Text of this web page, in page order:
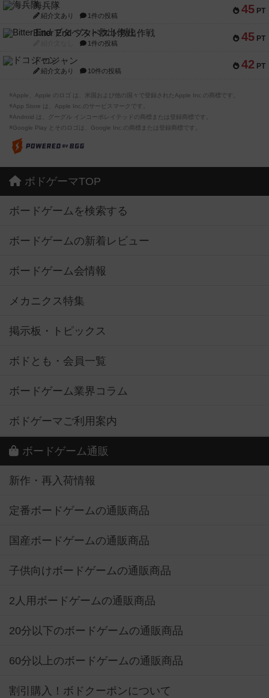
45 PT
海兵隊
紹介文あり 1件の投稿
45 PT
Bitter End ブタペスト救出作戦
1件の投稿
42 PT
ドコジャン
紹介文あり 10件の投稿
※Apple、Apple のロゴ は、米国および他の国々で登録されたApple Inc.の商標です。
※App Store は、Apple Inc.のサービスマークです。
※Android は、グーグル インコーポレイテッドの商標または登録商標です。
※Google Play とそのロゴは、Google Inc.の商標または登録商標です。
ボドゲーマTOP
ボードゲームを検索する
ボードゲームの新着レビュー
ボードゲーム会情報
メカニクス特集
掲示板・トピックス
ボドとも・会員一覧
ボードゲーム業界コラム
ボドゲーマご利用案内
ボードゲーム通販
新作・再入荷情報
定番ボードゲームの通販商品
国産ボードゲームの通販商品
子供向けボードゲームの通販商品
2人用ボードゲームの通販商品
20分以下のボードゲームの通販商品
60分以上のボードゲームの通販商品
割引購入！ボドクーポンについて